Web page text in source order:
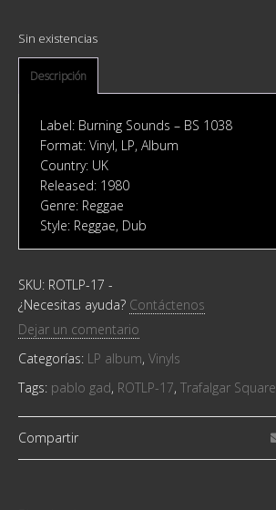
Sin existencias
Descripción
Label: Burning Sounds ‎– BS 1038
Format: Vinyl, LP, Album
Country: UK
Released: 1980
Genre: Reggae
Style: Reggae, Dub
SKU: ROTLP-17 -
¿Necesitas ayuda? Contáctenos
Dejar un comentario
Categorías: LP album, Vinyls
Tags: pablo gad, ROTLP-17, Trafalgar Square
Compartir